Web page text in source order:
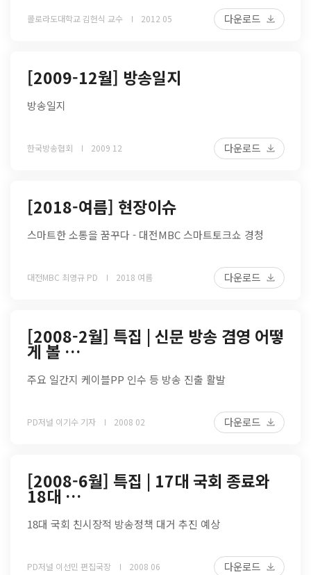
콜로라도대학교 김헌식 교수 2012 05 다운로드
[2009-12월] 방송일지
방송일지
한국방송협회 2009 12 다운로드
[2018-여름] 현장이슈
스마트한 소통을 꿈꾸다 - 대전MBC 스마트토크쇼 경청
대전MBC 최영규 PD 2018 여름 다운로드
[2008-2월] 특집 | 신문 방송 겸영 어떻
게 볼 …
주요 일간지 케이블PP 인수 등 방송 진출 활발
PD저널 이기수 기자 2008 02 다운로드
[2008-6월] 특집 | 17대 국회 종료와
18대 …
18대 국회 친시장적 방송정책 대거 추진 예상
PD저널 이선민 편집국장 2008 06 다운로드